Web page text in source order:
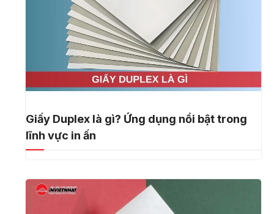
Giấy Duplex là gì? Ứng dụng nổi bật trong
lĩnh vực in ấn